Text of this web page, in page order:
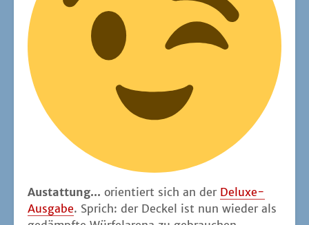
Aus­tat­tung... ori­en­tiert sich an der Delu­xe-
Aus­ga­be. Sprich: der Deckel ist nun wie­der als